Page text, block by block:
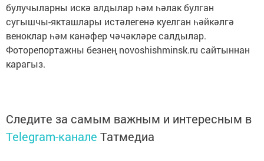
булучыларны искә алдылар һәм һәлак булган
сугышчы-якташлары истәлегенә куелган һәйкәлгә
веноклар һәм канәфер чәчәкләре салдылар.
Фоторепортажны безнең novoshishminsk.ru сайтыннан
карагыз.
Следите за самым важным и интересным в
Telegram-канале Татмедиа